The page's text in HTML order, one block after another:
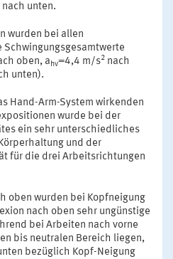
unten.
wurden bei allen
oben, ahv=4,4 m/s2 nach
unten).
Hand-Arm-System wirkenden
wurde bei der
ein sehr unterschiedliches
und der
für die drei Arbeitsrichtungen
oben wurden bei Kopfneigung
nach oben sehr ungünstige
bei Arbeiten nach vorne
bis neutralen Bereich liegen,
bezüglich Kopf-Neigung